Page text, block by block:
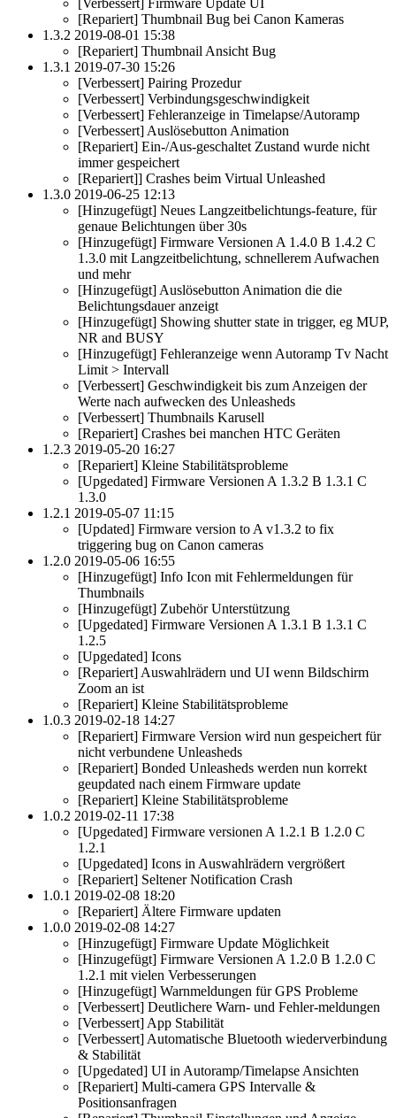
[Repariert] Thumbnail Bug bei Canon Kameras
1.3.2 2019-08-01 15:38
[Repariert] Thumbnail Ansicht Bug
1.3.1 2019-07-30 15:26
[Verbessert] Pairing Prozedur
[Verbessert] Verbindungsgeschwindigkeit
[Verbessert] Fehleranzeige in Timelapse/Autoramp
[Verbessert] Auslösebutton Animation
[Repariert] Ein-/Aus-geschaltet Zustand wurde nicht
immer gespeichert
[Repariert]] Crashes beim Virtual Unleashed
1.3.0 2019-06-25 12:13
[Hinzugefügt] Neues Langzeitbelichtungs-feature, für
genaue Belichtungen über 30s
[Hinzugefügt] Firmware Versionen A 1.4.0 B 1.4.2 C
1.3.0 mit Langzeitbelichtung, schnellerem Aufwachen
und mehr
[Hinzugefügt] Auslösebutton Animation die die
Belichtungsdauer anzeigt
[Hinzugefügt] Showing shutter state in trigger, eg MUP,
NR and BUSY
[Hinzugefügt] Fehleranzeige wenn Autoramp Tv Nacht
Limit > Intervall
[Verbessert] Geschwindigkeit bis zum Anzeigen der
Werte nach aufwecken des Unleasheds
[Verbessert] Thumbnails Karusell
[Repariert] Crashes bei manchen HTC Geräten
1.2.3 2019-05-20 16:27
[Repariert] Kleine Stabilitätsprobleme
[Upgedated] Firmware Versionen A 1.3.2 B 1.3.1 C
1.3.0
1.2.1 2019-05-07 11:15
[Updated] Firmware version to A v1.3.2 to fix
triggering bug on Canon cameras
1.2.0 2019-05-06 16:55
[Hinzugefügt] Info Icon mit Fehlermeldungen für
Thumbnails
[Hinzugefügt] Zubehör Unterstützung
[Upgedated] Firmware Versionen A 1.3.1 B 1.3.1 C
1.2.5
[Upgedated] Icons
[Repariert] Auswahlrädern und UI wenn Bildschirm
Zoom an ist
[Repariert] Kleine Stabilitätsprobleme
1.0.3 2019-02-18 14:27
[Repariert] Firmware Version wird nun gespeichert für
nicht verbundene Unleasheds
[Repariert] Bonded Unleasheds werden nun korrekt
geupdated nach einem Firmware update
[Repariert] Kleine Stabilitätsprobleme
1.0.2 2019-02-11 17:38
[Upgedated] Firmware versionen A 1.2.1 B 1.2.0 C
1.2.1
[Upgedated] Icons in Auswahlrädern vergrößert
[Repariert] Seltener Notification Crash
1.0.1 2019-02-08 18:20
[Repariert] Ältere Firmware updaten
1.0.0 2019-02-08 14:27
[Hinzugefügt] Firmware Update Möglichkeit
[Hinzugefügt] Firmware Versionen A 1.2.0 B 1.2.0 C
1.2.1 mit vielen Verbesserungen
[Hinzugefügt] Warnmeldungen für GPS Probleme
[Verbessert] Deutlichere Warn- und Fehler-meldungen
[Verbessert] App Stabilität
[Verbessert] Automatische Bluetooth wiederverbindung
& Stabilität
[Upgedated] UI in Autoramp/Timelapse Ansichten
[Repariert] Multi-camera GPS Intervalle &
Positionsanfragen